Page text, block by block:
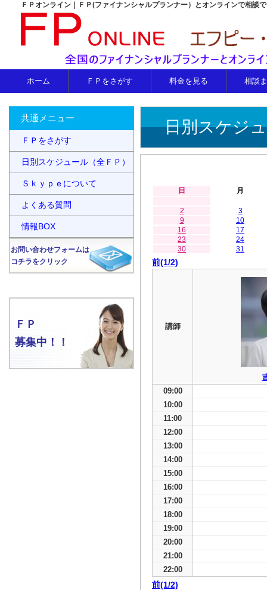
ＦＰオンライン｜ＦＰ(ファイナンシャルプランナー）とオンラインで相談
ホーム ＦＰをさがす 料金を見る 相談
日別スケジ
日 月
2
3
9
10
16
17
23
24
30
31
前(1/2)
講師
09:00
10:00
11:00
12:00
13:00
14:00
15:00
16:00
17:00
18:00
19:00
20:00
21:00
22:00
前(1/2)
共通メニュー
ＦＰをさがす
日別スケジュール（全ＦＰ）
Ｓｋｙｐｅについて
よくある質問
情報BOX
お問い合わせフォームは
コチラをクリック
ＦＰ
募集中！！